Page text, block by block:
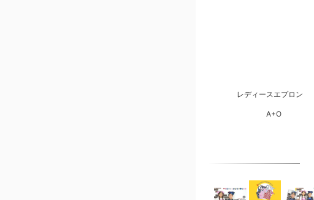
レディースエプロン
A+O